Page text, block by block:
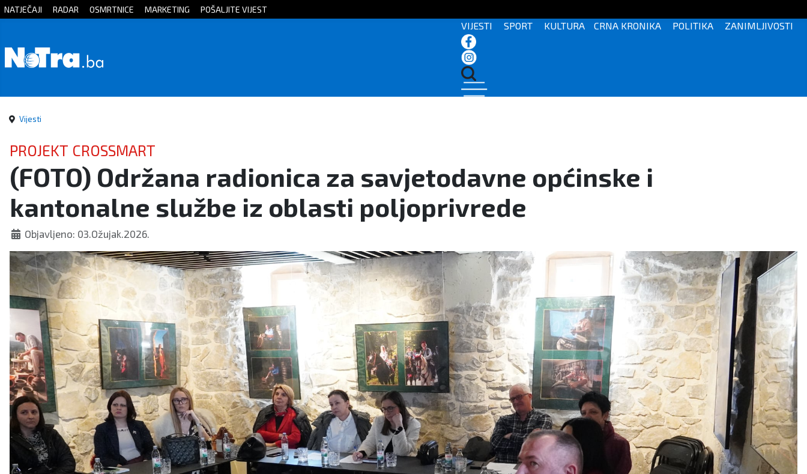
Početna
Sport
Kultura
Crna
kronika
Politika
Zanimljivosti
NATJEČAJI RADAR OSMRTNICE MARKETING POŠALJITE VIJEST
VIJESTI SPORT KULTURA CRNA KRONIKA POLITIKA ZANIMLJIVOSTI
Vijesti
PROJEKT CROSSMART
(FOTO) Održana radionica za savjetodavne općinske i
kantonalne službe iz oblasti poljoprivrede
Objavljeno: 03.Ožujak.2026.